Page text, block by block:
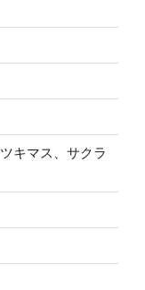
キマス、サクラ